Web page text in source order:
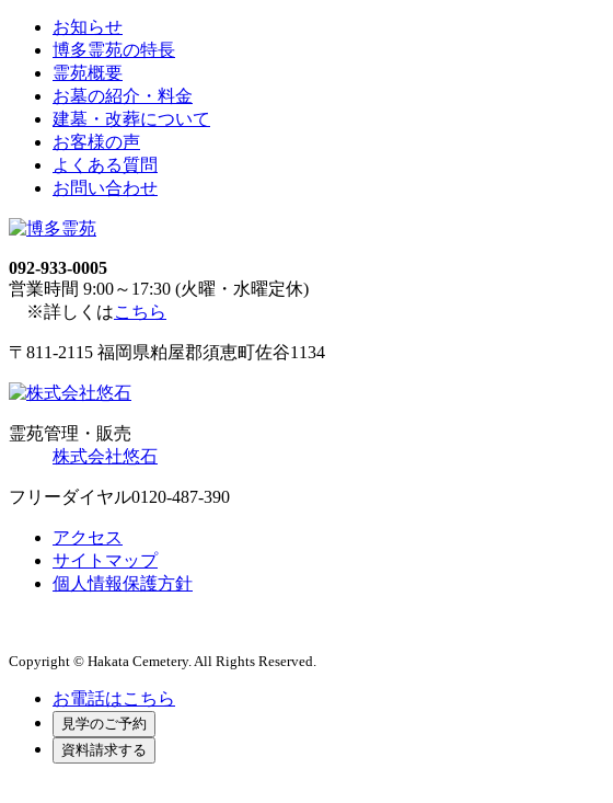
お知らせ
博多霊苑の特長
霊苑概要
お墓の紹介・料金
建墓・改葬について
お客様の声
よくある質問
お問い合わせ
092-933-0005
営業時間 9:00～17:30 (火曜・水曜定休)
※詳しくはこちら
〒811-2115 福岡県粕屋郡須恵町佐谷1134
霊苑管理・販売
株式会社悠石
フリーダイヤル0120-487-390
アクセス
サイトマップ
個人情報保護方針
Copyright © Hakata Cemetery. All Rights Reserved.
お電話はこちら